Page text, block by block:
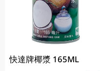
快達牌椰漿 165ML